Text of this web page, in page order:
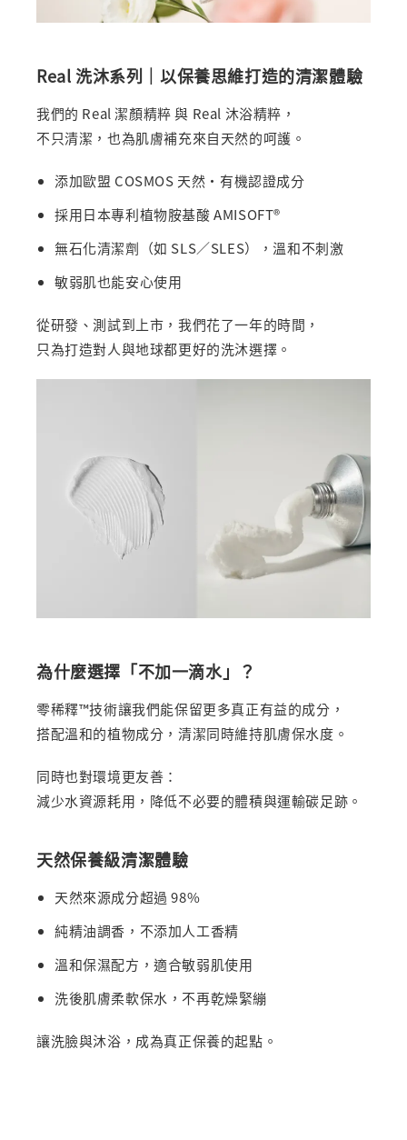
Real 洗沐系列｜以保養思維打造的清潔體驗
我們的 Real 潔顏精粹 與 Real 沐浴精粹，
不只清潔，也為肌膚補充來自天然的呵護。
添加歐盟 COSMOS 天然・有機認證成分
採用日本專利植物胺基酸 AMISOFT®
無石化清潔劑（如 SLS／SLES），溫和不刺激
敏弱肌也能安心使用
從研發、測試到上市，我們花了一年的時間，
只為打造對人與地球都更好的洗沐選擇。
為什麼選擇「不加一滴水」？
零稀釋™技術讓我們能保留更多真正有益的成分，
搭配溫和的植物成分，清潔同時維持肌膚保水度。
同時也對環境更友善：
減少水資源耗用，降低不必要的體積與運輸碳足跡。
天然保養級清潔體驗
天然來源成分超過 98%
純精油調香，不添加人工香精
溫和保濕配方，適合敏弱肌使用
洗後肌膚柔軟保水，不再乾燥緊繃
讓洗臉與沐浴，成為真正保養的起點。